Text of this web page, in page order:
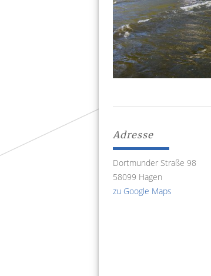
Adresse
Dortmunder Straße 98
58099 Hagen
zu Google Maps